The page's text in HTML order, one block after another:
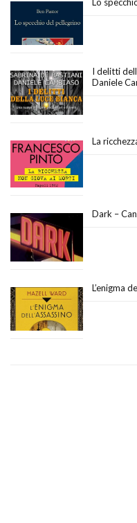
I delitti
Daniele
La
Dark –
L’enigma